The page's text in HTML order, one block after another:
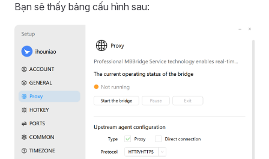
Bạn sẽ thấy bảng cấu hình sau: